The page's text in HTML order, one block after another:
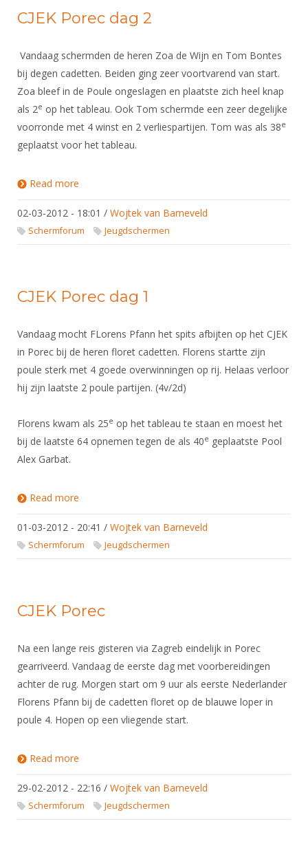
CJEK Porec dag 2
Vandaag schermden de heren Zoa de Wijn en Tom Bontes
bij degen cadetten. Beiden ging zeer voortvarend van start.
Zoa bleef in de Poule ongeslagen en plaatste zich heel knap
als 2e op het tableau. Ook Tom schermde een zeer degelijke
voorronde met 4 winst en 2 verliespartijen. Tom was als 38e
geplaatst voor het tableau.
Read more
02-03-2012 - 18:01 / Wojtek van Barneveld
Schermforum Jeugdschermen
CJEK Porec dag 1
Vandaag mocht FLorens Pfann het spits afbijten op het CJEK
in Porec bij de heren floret cadetten. Florens startte zijn
poule sterk met 4 goede overwinningen op rij. Helaas verloor
hij zijn laatste 2 poule partijen. (4v/2d)
Florens kwam als 25e op het tableau te staan en moest het
bij de laatste 64 opnemen tegen de als 40e geplaatste Pool
Alex Garbat.
Read more
01-03-2012 - 20:41 / Wojtek van Barneveld
Schermforum Jeugdschermen
CJEK Porec
Na een lange reis gisteren via Zagreb eindelijk in Porec
gearriveerd. Vandaag de eerste dag met voorbereidingen
achter de rug. Morgen start om 9 uur als eerste Nederlander
Florens Pfann bij de cadetten floret op de blauwe loper in
poule 4. Hopen op een vliegende start.
Read more
29-02-2012 - 22:16 / Wojtek van Barneveld
Schermforum Jeugdschermen